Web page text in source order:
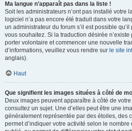
Ma langue n’apparaît pas dans la liste !
Soit les administrateurs n’ont pas installé votre
logiciel n’a pas encore été traduit dans votre
un administrateur du forum s’il est possible
vous souhaitez. Si la traduction désirée
porter volontaire et commencer une nouvelle
d’informations, veuillez vous rendre sur le site
anglais).
Haut
Que signifient les images situées à côté de
Deux images peuvent apparaître à côté de
consultez un sujet. Une d’elles peut être une
généralement représentée par des étoiles, des
permet d’indiquer votre activité selon le